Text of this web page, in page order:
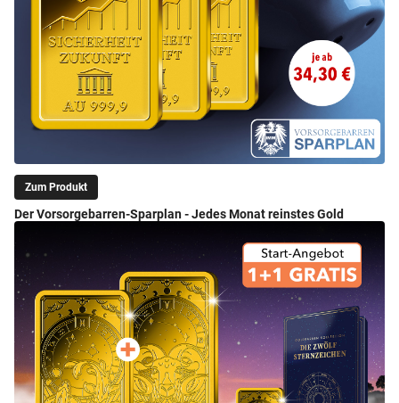
Zum Produkt
Der Vorsorgebarren-Sparplan - Jedes Monat reinstes Gold